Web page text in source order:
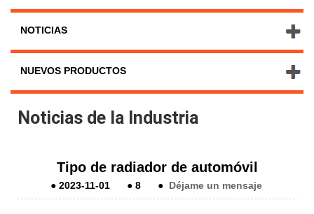
NOTICIAS
NUEVOS PRODUCTOS
Noticias de la Industria
Tipo de radiador de automóvil
●2023-11-01 ●8 ● Déjame un mensaje